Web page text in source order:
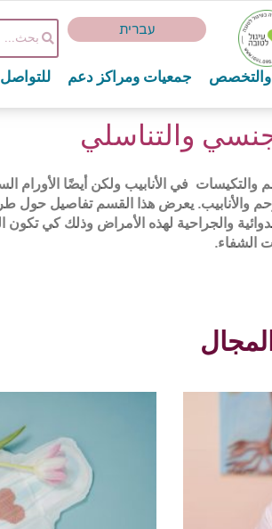
עברית
والتخصص جمعيات ومراكز دعم للتواصل
والتناسلي
الشفاء.